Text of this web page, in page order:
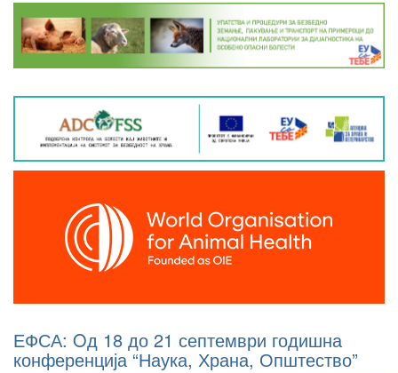
ЕФСА: Oд 18 до 21 септември годишна
конференција “Наука, Храна, Општество”